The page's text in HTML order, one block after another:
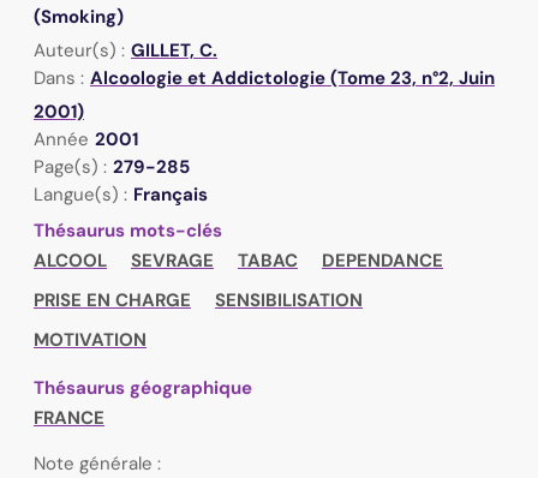
(Smoking)
Auteur(s) : GILLET, C.
Dans : Alcoologie et Addictologie (Tome 23, n°2, Juin
2001)
Année 2001
Page(s) : 279-285
Langue(s) : Français
Thésaurus mots-clés
ALCOOL
SEVRAGE TABAC
DEPENDANCE
PRISE EN CHARGE
SENSIBILISATION
MOTIVATION
Thésaurus géographique
FRANCE
Note générale :